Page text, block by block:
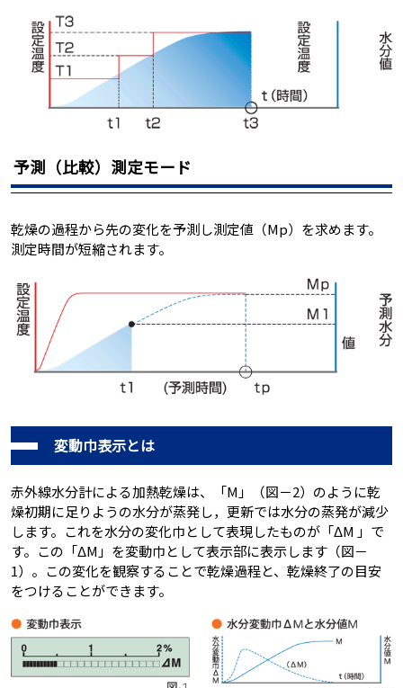
予測（比較）測定モード
乾燥の過程から先の変化を予測し測定値（Mp）を求めます。
測定時間が短縮されます。
変動巾表示とは
赤外線水分計による加熱乾燥は、「M」（図－2）のように乾
燥初期に足りようの水分が蒸発し，更新では水分の蒸発が減少
します。これを水分の変化巾として表現したものが「ΔM 」で
す。この「ΔM」を変動巾として表示部に表示します（図－
1）。この変化を観察することで乾燥過程と、乾燥終了の目安
をつけることができます。